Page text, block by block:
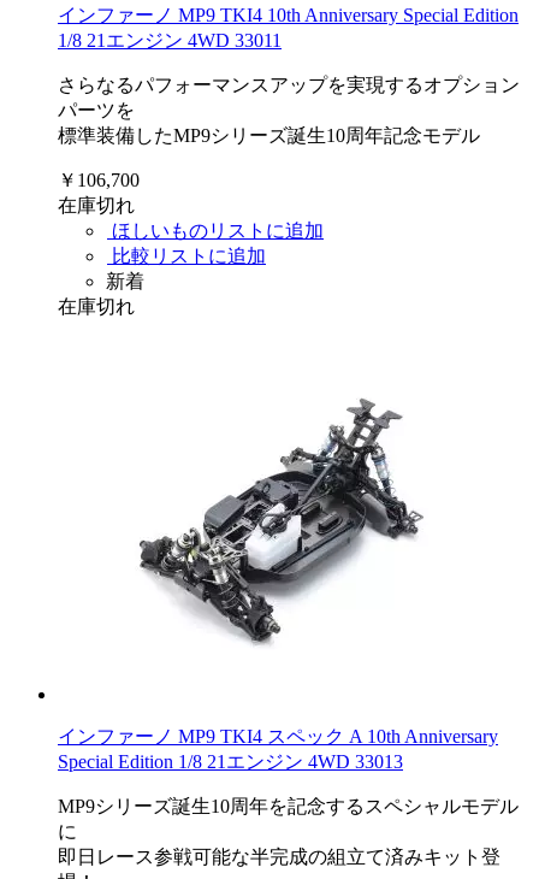
インファーノ MP9 TKI4 10th Anniversary Special Edition
1/8 21エンジン 4WD 33011
さらなるパフォーマンスアップを実現するオプション
パーツを
標準装備したMP9シリーズ誕生10周年記念モデル
￥106,700
在庫切れ
ほしいものリストに追加
比較リストに追加
新着
在庫切れ
インファーノ MP9 TKI4 スペック A 10th Anniversary
Special Edition 1/8 21エンジン 4WD 33013
MP9シリーズ誕生10周年を記念するスペシャルモデル
に
即日レース参戦可能な半完成の組立て済みキット登